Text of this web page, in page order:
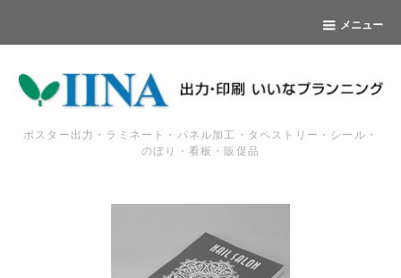
メニュー
ポスター出力・ラミネート・パネル加工・タペストリー・シール・
のぼり・看板・販促品